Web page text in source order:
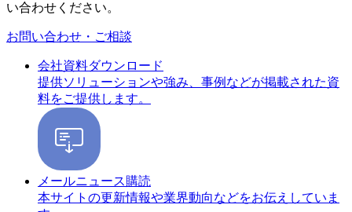
い合わせください。
お問い合わせ・ご相談
会社資料ダウンロード
提供ソリューションや強み、事例などが掲載された資
料をご提供します。
メールニュース購読
本サイトの更新情報や業界動向などをお伝えしていま